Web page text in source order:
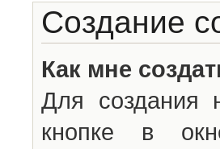
Создание
Как мне
Для создания
кнопке в